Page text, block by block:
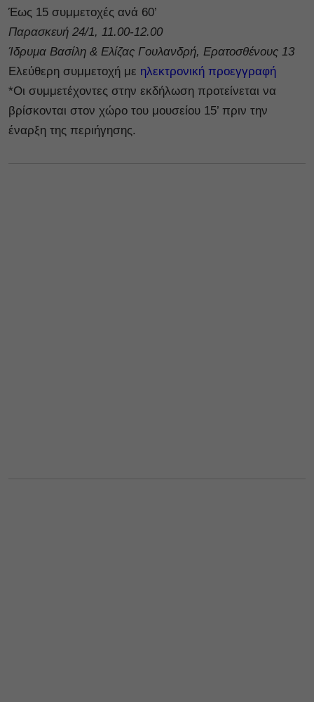
Έως 15 συμμετοχές ανά 60’
Παρασκευή 24/1, 11.00-12.00
Ίδρυμα Βασίλη & Ελίζας Γουλανδρή, Ερατοσθένους 13
Ελεύθερη συμμετοχή με ηλεκτρονική προεγγραφή
*Οι συμμετέχοντες στην εκδήλωση προτείνεται να
βρίσκονται στον χώρο του μουσείου 15’ πριν την
έναρξη της περιήγησης.